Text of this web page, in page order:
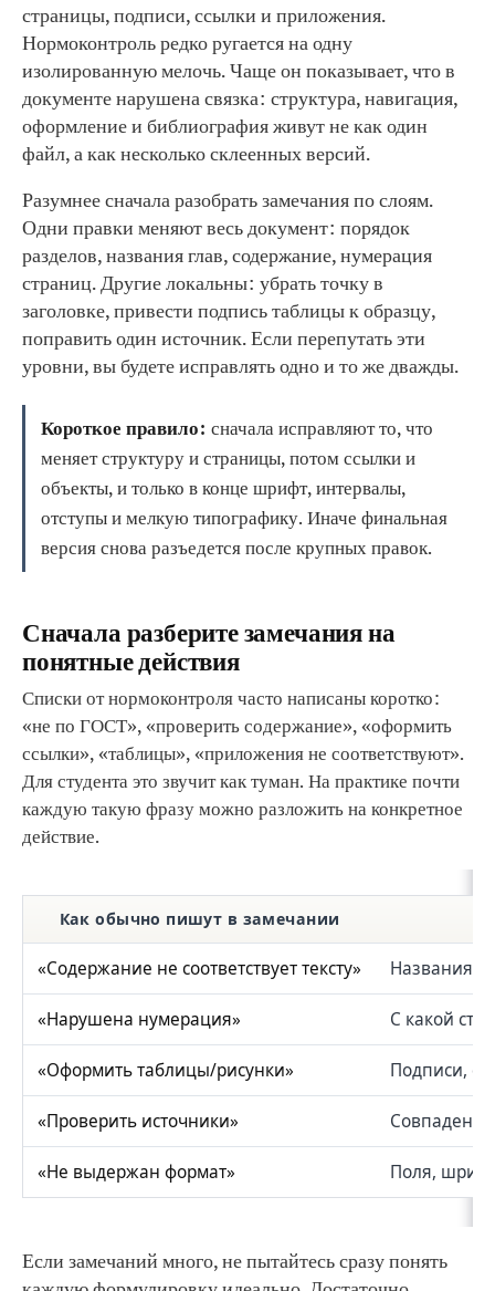
страницы, подписи, ссылки и приложения.
Нормоконтроль редко ругается на одну
изолированную мелочь. Чаще он показывает, что в
документе нарушена связка: структура, навигация,
оформление и библиография живут не как один
файл, а как несколько склеенных версий.
Разумнее сначала разобрать замечания по слоям.
Одни правки меняют весь документ: порядок
разделов, названия глав, содержание, нумерация
страниц. Другие локальны: убрать точку в
заголовке, привести подпись таблицы к образцу,
поправить один источник. Если перепутать эти
уровни, вы будете исправлять одно и то же дважды.
Короткое правило: сначала исправляют то, что
меняет структуру и страницы, потом ссылки и
объекты, и только в конце шрифт, интервалы,
отступы и мелкую типографику. Иначе финальная
версия снова разъедется после крупных правок.
Сначала разберите замечания на
понятные действия
Списки от нормоконтроля часто написаны коротко:
«не по ГОСТ», «проверить содержание», «оформить
ссылки», «таблицы», «приложения не соответствуют».
Для студента это звучит как туман. На практике почти
каждую такую фразу можно разложить на конкретное
действие.
Как обычно пишут в замечании
«Содержание не соответствует тексту» Названия
«Нарушена нумерация» С какой
«Оформить таблицы/рисунки» Подписи,
«Проверить источники» Совпадение
«Не выдержан формат» Поля,
Если замечаний много, не пытайтесь сразу понять